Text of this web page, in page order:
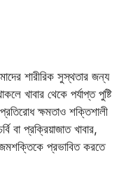
শারীরিক সুস্থতার জন্য
খাবার থেকে পর্যাপ্ত পুষ্টি
ক্ষমতাও শক্তিশালী
বা প্রক্রিয়াজাত খাবার,
প্রভাবিত করতে